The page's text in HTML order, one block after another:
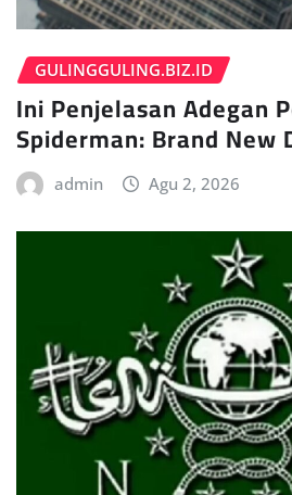
GULINGGULING.BIZ.ID
Ini Penjelasan Adegan
Spiderman: Brand New
admin Agu 2, 2026